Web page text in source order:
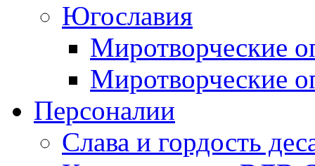
Югославия
Миротворческие
Миротворческие
Персоналии
Слава и гордость